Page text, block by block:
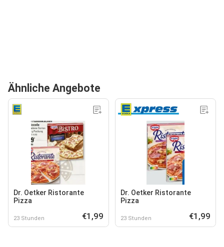
Ähnliche Angebote
Dr. Oetker Ristorante
Pizza
23 Stunden €1,99
Dr. Oetker Ristorante
Pizza
23 Stunden €1,99